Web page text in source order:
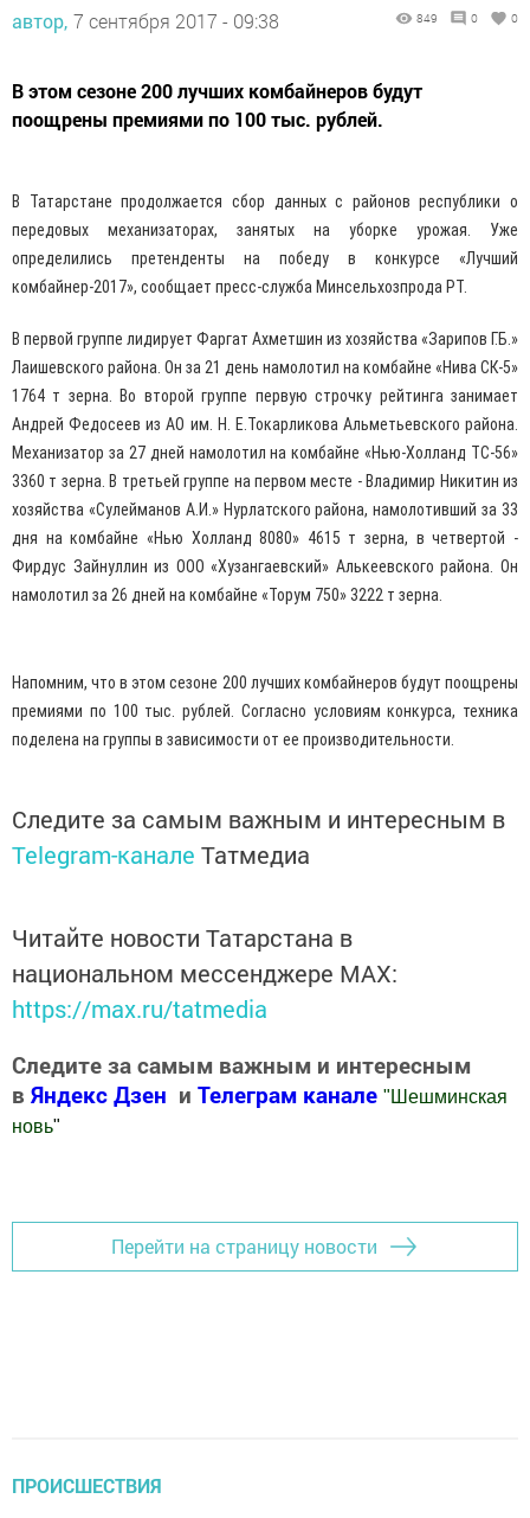
автор, 7 сентября 2017 - 09:38 849 0 0
В этом сезоне 200 лучших комбайнеров будут
поощрены премиями по 100 тыс. рублей.
В Татарстане продолжается сбор данных с районов республики о
передовых механизаторах, занятых на уборке урожая. Уже
определились претенденты на победу в конкурсе «Лучший
комбайнер-2017», сообщает пресс-служба Минсельхозпрода РТ.
В первой группе лидирует Фаргат Ахметшин из хозяйства «Зарипов Г.Б.»
Лаишевского района. Он за 21 день намолотил на комбайне «Нива СК-5»
1764 т зерна. Во второй группе первую строчку рейтинга занимает
Андрей Федосеев из АО им. Н. Е.Токарликова Альметьевского района.
Механизатор за 27 дней намолотил на комбайне «Нью-Холланд ТС-56»
3360 т зерна. В третьей группе на первом месте - Владимир Никитин из
хозяйства «Сулейманов А.И.» Нурлатского района, намолотивший за 33
дня на комбайне «Нью Холланд 8080» 4615 т зерна, в четвертой -
Фирдус Зайнуллин из ООО «Хузангаевский» Алькеевского района. Он
намолотил за 26 дней на комбайне «Торум 750» 3222 т зерна.
Напомним, что в этом сезоне 200 лучших комбайнеров будут поощрены
премиями по 100 тыс. рублей. Согласно условиям конкурса, техника
поделена на группы в зависимости от ее производительности.
Следите за самым важным и интересным в
Telegram-канале Татмедиа
Читайте новости Татарстана в
национальном мессенджере MАХ:
https://max.ru/tatmedia
Следите за самым важным и интересным
в Яндекс Дзен и Телеграм канале " Шешминская
новь"
Перейти на страницу новости
ПРОИСШЕСТВИЯ